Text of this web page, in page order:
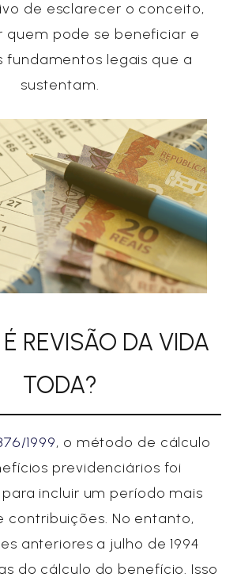
de esclarecer o conceito,
quem pode se beneficiar e
fundamentos legais que a
sustentam.
É REVISÃO DA VIDA
TODA?
1999, o método de cálculo
previdenciários foi
incluir um período mais
contribuições. No entanto,
anteriores a julho de 1994
do cálculo do benefício. Isso